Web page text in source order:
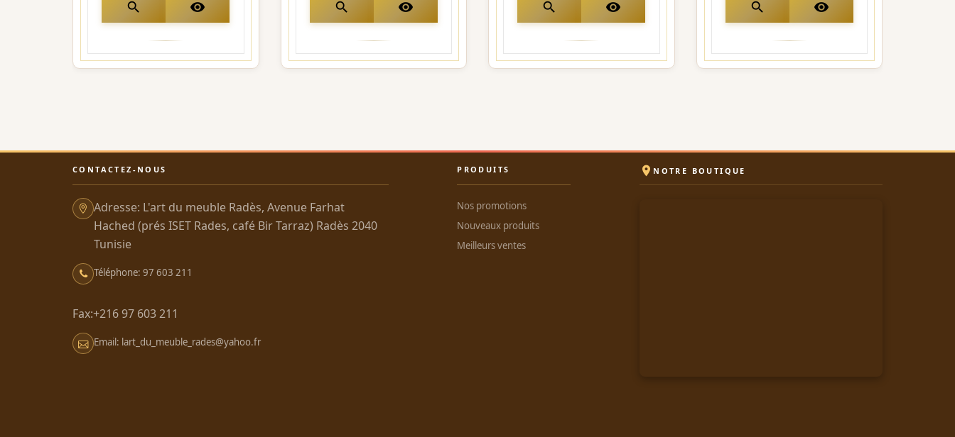
search visibility search visibility search visibility search visibility
CONTACTEZ-NOUS
Adresse: L'art du meuble Radès, Avenue Farhat
Hached (prés ISET Rades, café Bir Tarraz) Radès 2040
Tunisie
Téléphone: 97 603 211
Fax:+216 97 603 211
Email: lart_du_meuble_rades@yahoo.fr
PRODUITS
Nos promotions
Nouveaux produits
Meilleurs ventes
 NOTRE BOUTIQUE